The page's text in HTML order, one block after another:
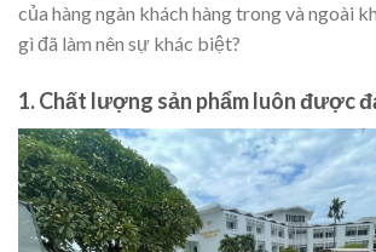
của hàng ngàn khách hàng trong và ngoài
gì đã làm nên sự khác biệt?
1.Chất lượng sản phẩm luôn được